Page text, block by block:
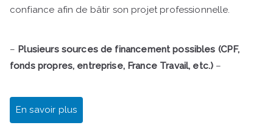
confiance afin de bâtir son projet professionnelle.
– Plusieurs sources de financement possibles (CPF,
fonds propres, entreprise, France Travail, etc.) –
En savoir plus